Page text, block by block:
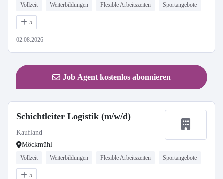
Vollzeit Weiterbildungen Flexible Arbeitszeiten Sportangebote
5
02.08.2026
Job Agent kostenlos abonnieren
Schichtleiter Logistik (m/w/d)
Kaufland
Möckmühl
Vollzeit Weiterbildungen Flexible Arbeitszeiten Sportangebote
5